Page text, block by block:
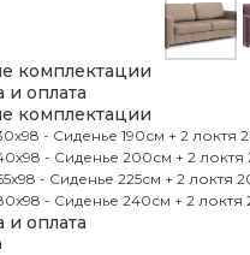
комплектации
и оплата
комплектации
- Сиденье 190см + 2 локтя
- Сиденье 200см + 2 локтя
- Сиденье 225см + 2 локтя
- Сиденье 240см + 2 локтя
и оплата